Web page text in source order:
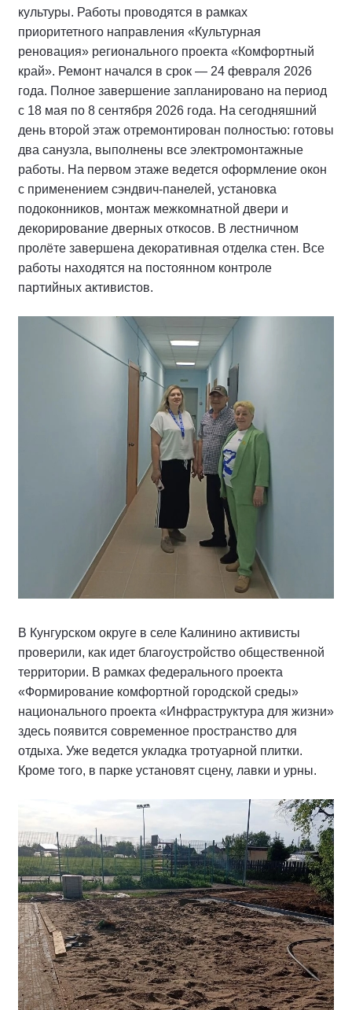
культуры. Работы проводятся в рамках
приоритетного направления «Культурная
реновация» регионального проекта «Комфортный
край». Ремонт начался в срок — 24 февраля 2026
года. Полное завершение запланировано на период
с 18 мая по 8 сентября 2026 года. На сегодняшний
день второй этаж отремонтирован полностью: готовы
два санузла, выполнены все электромонтажные
работы. На первом этаже ведется оформление окон
с применением сэндвич-панелей, установка
подоконников, монтаж межкомнатной двери и
декорирование дверных откосов. В лестничном
пролёте завершена декоративная отделка стен. Все
работы находятся на постоянном контроле
партийных активистов.
В Кунгурском округе в селе Калинино активисты
проверили, как идет благоустройство общественной
территории. В рамках федерального проекта
«Формирование комфортной городской среды»
национального проекта «Инфраструктура для жизни»
здесь появится современное пространство для
отдыха. Уже ведется укладка тротуарной плитки.
Кроме того, в парке установят сцену, лавки и урны.